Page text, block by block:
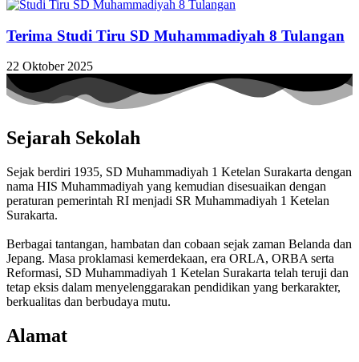
Terima Studi Tiru SD Muhammadiyah 8 Tulangan
22 Oktober 2025
Sejarah Sekolah
Sejak berdiri 1935, SD Muhammadiyah 1 Ketelan Surakarta dengan
nama HIS Muhammadiyah yang kemudian disesuaikan dengan
peraturan pemerintah RI menjadi SR Muhammadiyah 1 Ketelan
Surakarta.
Berbagai tantangan, hambatan dan cobaan sejak zaman Belanda dan
Jepang. Masa proklamasi kemerdekaan, era ORLA, ORBA serta
Reformasi, SD Muhammadiyah 1 Ketelan Surakarta telah teruji dan
tetap eksis dalam menyelenggarakan pendidikan yang berkarakter,
berkualitas dan berbudaya mutu.
Alamat